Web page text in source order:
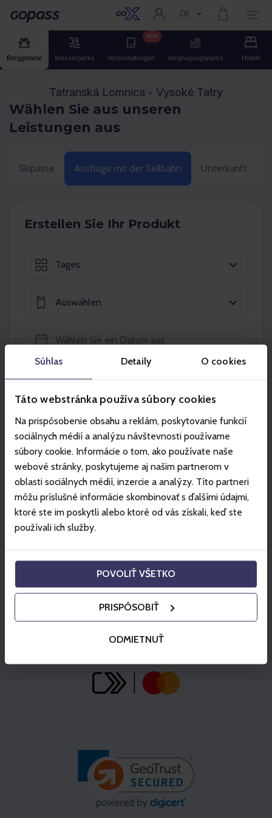
Súhlas Detaily O cookies
Táto webstránka používa súbory cookies
Na prispôsobenie obsahu a reklám, poskytovanie funkcií
sociálnych médií a analýzu návštevnosti používame
súbory cookie. Informácie o tom, ako používate naše
webové stránky, poskytujeme aj našim partnerom v
oblasti sociálnych médií, inzercie a analýzy. Títo partneri
môžu príslušné informácie skombinovať s ďalšími údajmi,
ktoré ste im poskytli alebo ktoré od vás získali, keď ste
používali ich služby.
POVOLIŤ VŠETKO
PRISPÔSOBIŤ
ODMIETNUŤ
Gopass Aktuelle Sprache:
DE
Berggebiete Wasserparks Veranstaltungen
NEW
Vergnügungsparks Hotels
Tatranská Lomnica - Vysoké Tatry
Wählen Sie aus unseren
Leistungen aus
Skipässe Ausflüge mit der Seilbahn Unterkunft
Erstellen Sie Ihr Produkt
Tages
Auswählen
In den Warenkorb legen
Partner